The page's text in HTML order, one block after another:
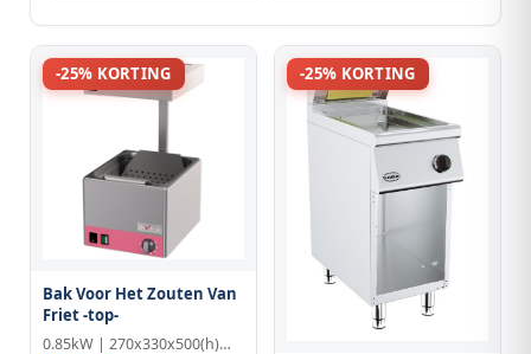
-25% KORTING
Bak Voor Het Zouten Van
Friet -top-
0.85kW | 270x330x500(h)mm | GN 1/2
-25% KORTING